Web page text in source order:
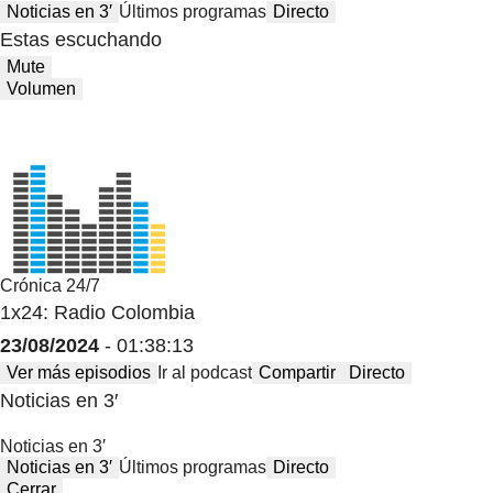
Noticias en 3′ Últimos programas Directo
Estas escuchando
Mute
Volumen
Crónica 24/7
1x24: Radio Colombia
23/08/2024 - 01:38:13
Ver más episodios Ir al podcast Compartir Directo
Noticias en 3′
Noticias en 3′
Noticias en 3′ Últimos programas Directo
Cerrar